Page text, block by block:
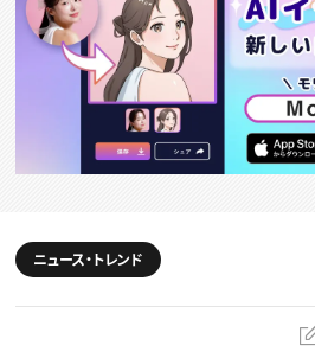
RECRUIT
クリエイター求人を探す
CREATIVE JOB求人検索
特集求人
採用説明会
スキルアップしたい！
スキルアップしたい！ トップ
プログラミング
TOP Creator’s コラム
ニュース・トレンド